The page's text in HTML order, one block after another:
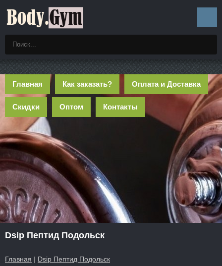
Главная Как заказать? Оплата и Доставка
Скидки Оптом Контакты
Dsip Пептид Подольск
Главная | Dsip Пептид Подольск